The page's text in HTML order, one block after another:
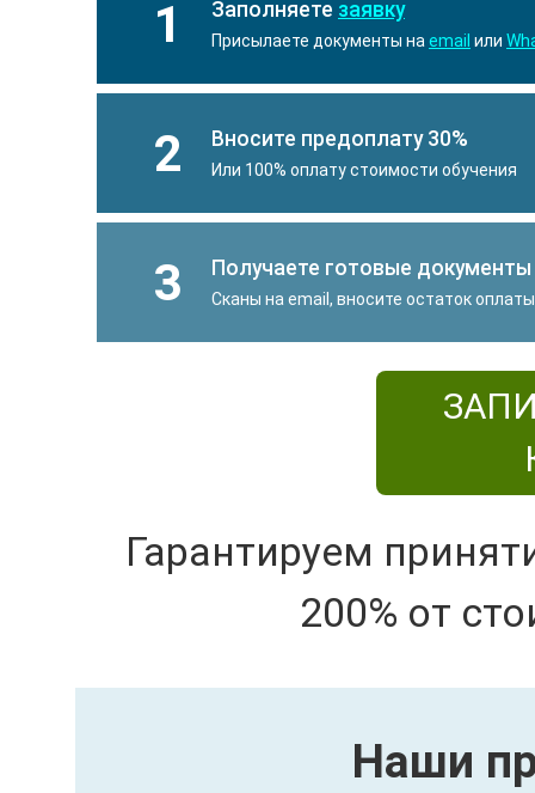
1 Заполняете заявку
Присылаете документы на email или
2 Вносите предоплату 30%
Или 100% оплату стоимости обучения
3 Получаете готовые документы
Сканы на email, вносите остаток
Гарантируем
200% от
Наши